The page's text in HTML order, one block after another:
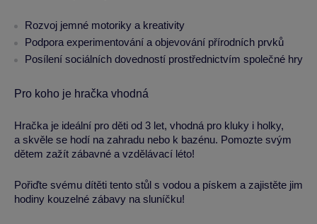
Rozvoj jemné motoriky a kreativity
Podpora experimentování a objevování přírodních prvků
Posílení sociálních dovedností prostřednictvím společné hry
Pro koho je hračka vhodná
Hračka je ideální pro děti od 3 let, vhodná pro kluky i holky,
a skvěle se hodí na zahradu nebo k bazénu. Pomozte svým
dětem zažít zábavné a vzdělávací léto!
Pořiďte svému dítěti tento stůl s vodou a pískem a zajistěte jim
hodiny kouzelné zábavy na sluníčku!